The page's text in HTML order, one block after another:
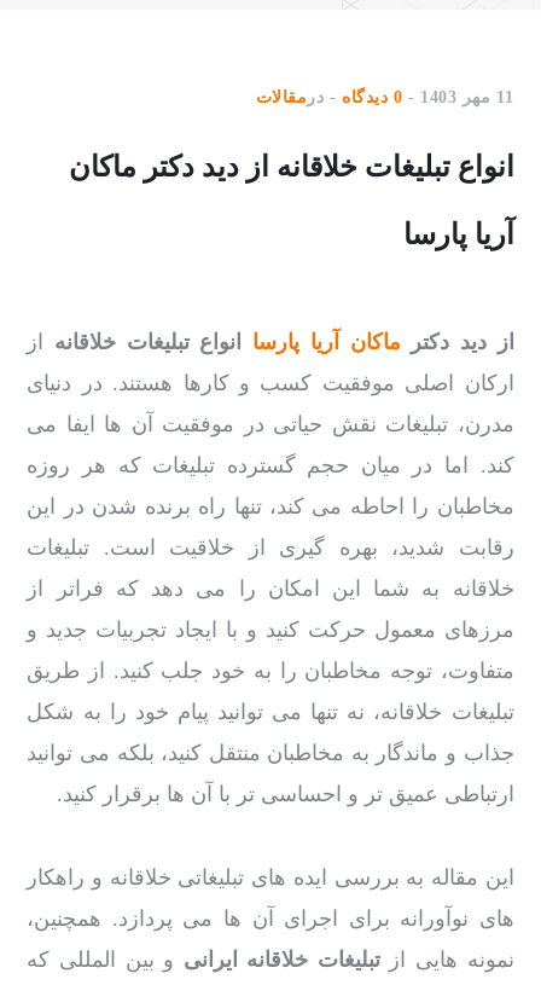
11 مهر 1403 0 دیدگاه در مقالات
انواع تبلیغات خلاقانه از دید دکتر ماکان
آریا پارسا
از دید دکتر ماکان آریا پارسا انواع تبلیغات خلاقانه از
ارکان اصلی موفقیت کسب و کارها هستند. در دنیای
مدرن، تبلیغات نقش حیاتی در موفقیت آن ها ایفا می
کند. اما در میان حجم گسترده تبلیغات که هر روزه
مخاطبان را احاطه می کند، تنها راه برنده شدن در این
رقابت شدید، بهره گیری از خلاقیت است. تبلیغات
خلاقانه به شما این امکان را می دهد که فراتر از
مرزهای معمول حرکت کنید و با ایجاد تجربیات جدید و
متفاوت، توجه مخاطبان را به خود جلب کنید. از طریق
تبلیغات خلاقانه، نه تنها می توانید پیام خود را به شکل
جذاب و ماندگار به مخاطبان منتقل کنید، بلکه می توانید
ارتباطی عمیق تر و احساسی تر با آن ها برقرار کنید.
این مقاله به بررسی ایده های تبلیغاتی خلاقانه و راهکار
های نوآورانه برای اجرای آن ها می پردازد. همچنین،
نمونه هایی ازتبلیغات خلاقانه ایرانی و بین المللی که